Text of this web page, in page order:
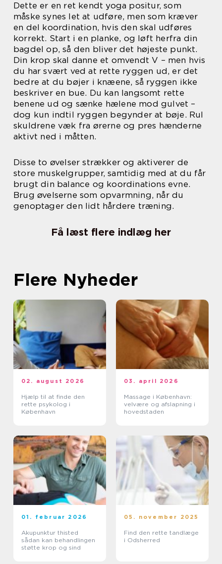
Dette er en ret kendt yoga positur, som
måske synes let at udføre, men som kræver
en del koordination, hvis den skal udføres
korrekt. Start i en planke, og løft herfra din
bagdel op, så den bliver det højeste punkt.
Din krop skal danne et omvendt V – men hvis
du har svært ved at rette ryggen ud, er det
bedre at du bøjer i knæene, så ryggen ikke
beskriver en bue. Du kan langsomt rette
benene ud og sænke hælene mod gulvet –
dog kun indtil ryggen begynder at bøje. Rul
skuldrene væk fra ørerne og pres hænderne
aktivt ned i måtten.
Disse to øvelser strækker og aktiverer de
store muskelgrupper, samtidig med at du får
brugt din balance og koordinations evne.
Brug øvelserne som opvarmning, når du
genoptager den lidt hårdere træning.
Få læst flere indlæg her
Flere Nyheder
02. august 2026
Hjælp til at finde den
rette psykolog i
København
03. april 2026
Massage i København:
velvære og afslapning i
hovedstaden
01. februar 2026
Akupunktur thisted
sådan kan behandlingen
støtte krop og sind
05. november 2025
Find den rette tandlæge
i Odsherred